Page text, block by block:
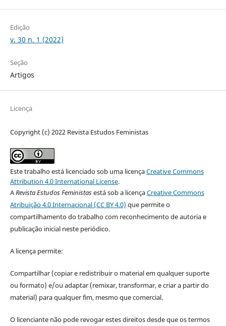
Edição
v. 30 n. 1 (2022)
Seção
Artigos
Licença
Copyright (c) 2022 Revista Estudos Feministas
Este trabalho está licenciado sob uma licençaCreative Commons
Attribution 4.0 International License.
ARevista Estudos Feministasestá sob a licençaCreative Commons
Atribuição 4.0 Internacional (CC BY 4.0) que permite o
compartilhamento do trabalho com reconhecimento de autoria e
publicação inicial neste periódico.
A licença permite:
Compartilhar (copiar e redistribuir o material em qualquer suporte
ou formato) e/ou adaptar (remixar, transformar, e criar a partir do
material) para qualquer fim, mesmo que comercial.
O licenciante não pode revogar estes direitos desde que os termos